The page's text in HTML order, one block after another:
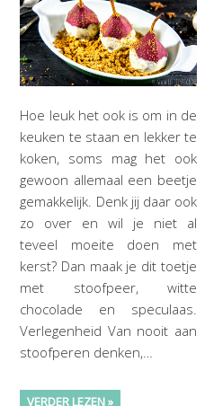
Hoe leuk het ook is om in de
keuken te staan en lekker te
koken, soms mag het ook
gewoon allemaal een beetje
gemakkelijk. Denk jij daar ook
zo over en wil je niet al
teveel moeite doen met
kerst? Dan maak je dit toetje
met stoofpeer, witte
chocolade en speculaas.
Verlegenheid Van nooit aan
stoofperen denken,…
VERDER LEZEN »